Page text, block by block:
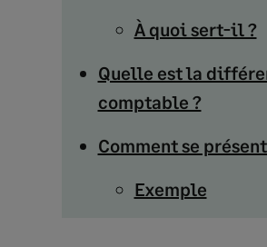
À quoi sert-il ?
Quelle est la
comptable ?
Comment se
Exemple